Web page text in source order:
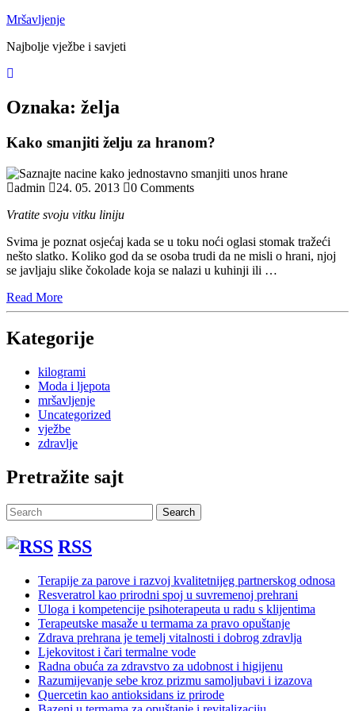
Skip
content
Mršavljenje
Najbolje vježbe i savjeti
Oznaka: želja
Kako smanjiti želju za hranom?
admin 24. 05. 2013
0 Comments
Vratite svoju vitku liniju
Svima je poznat osjećaj kada se u toku noći oglasi stomak tražeći
nešto slatko. Koliko god da se osoba trudi da ne misli o hrani, njoj
se javljaju slike čokolade koja se nalazi u kuhinji ili …
Read MoreRead
More
Kategorije
kilogrami
Moda i ljepota
mršavljenje
Uncategorized
vježbe
zdravlje
Pretražite sajt
Search
for:
Search
RSS
Terapije za parove i razvoj kvalitetnijeg partnerskog odnosa
Resveratrol kao prirodni spoj u suvremenoj prehrani
Uloga i kompetencije psihoterapeuta u radu s klijentima
Terapeutske masaže u termama za pravo opuštanje
Zdrava prehrana je temelj vitalnosti i dobrog zdravlja
Ljekovitost i čari termalne vode
Radna obuća za zdravstvo za udobnost i higijenu
Razumijevanje sebe kroz prizmu samoljubavi i izazova
Quercetin kao antioksidans iz prirode